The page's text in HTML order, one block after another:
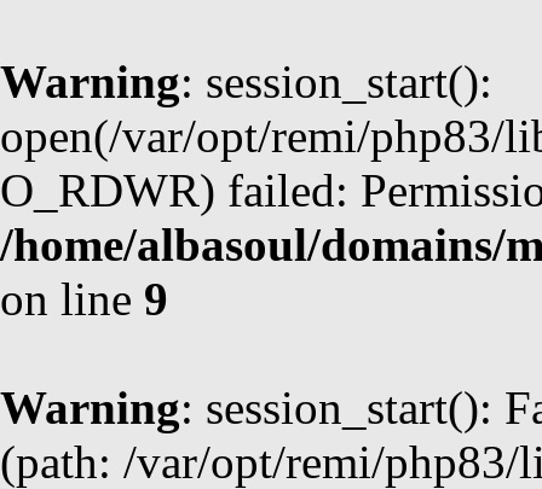
Warning: session_start():
open(/var/opt/remi/php83/
O_RDWR) failed:
/home/albasoul/domains/
on line 9
Warning: session_start():
(path: /var/opt/remi/php83/